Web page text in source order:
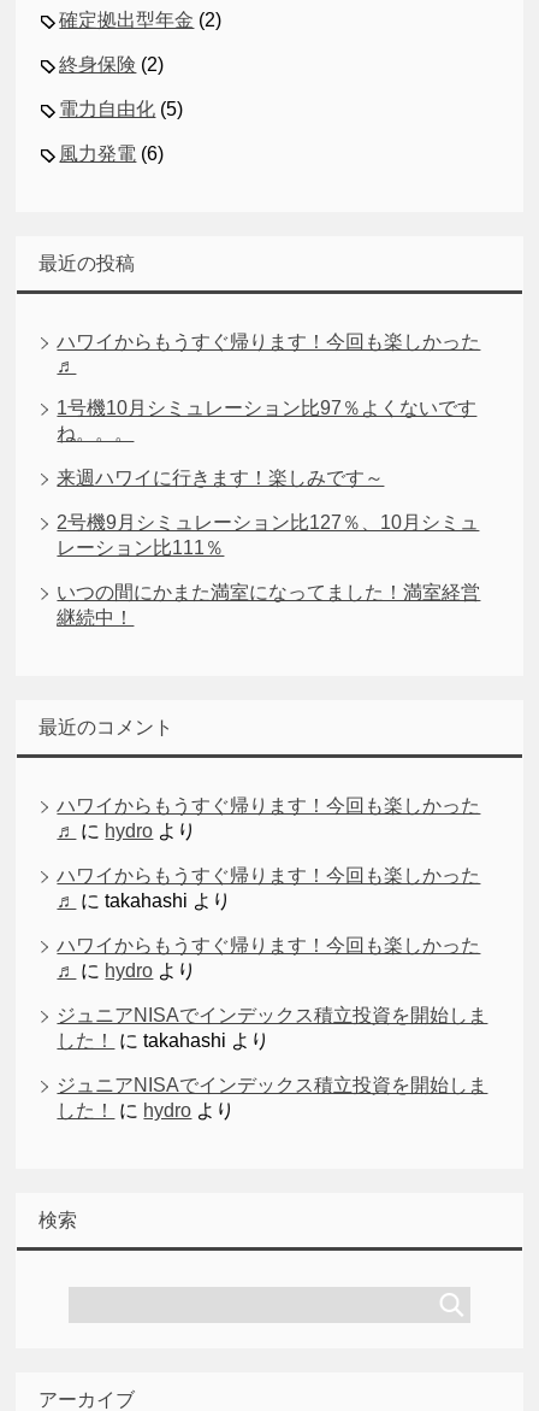
確定拠出型年金 (2)
終身保険 (2)
電力自由化 (5)
風力発電 (6)
最近の投稿
ハワイからもうすぐ帰ります！今回も楽しかった
♬
1号機10月シミュレーション比97％よくないです
ね。。。
来週ハワイに行きます！楽しみです～
2号機9月シミュレーション比127％、10月シミュ
レーション比111％
いつの間にかまた満室になってました！満室経営
継続中！
最近のコメント
ハワイからもうすぐ帰ります！今回も楽しかった
♬
に hydro より
ハワイからもうすぐ帰ります！今回も楽しかった
♬
にtakahashi より
ハワイからもうすぐ帰ります！今回も楽しかった
♬
に hydro より
ジュニアNISAでインデックス積立投資を開始しま
した！
にtakahashi より
ジュニアNISAでインデックス積立投資を開始しま
した！
に hydro より
検索
アーカイブ